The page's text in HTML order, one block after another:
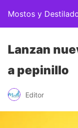
Mostos y
Lanzan
a pepinillo
Editor